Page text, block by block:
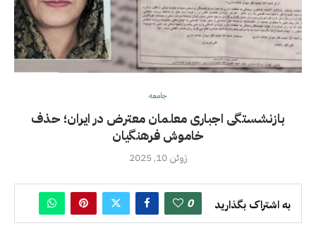
جامعه
بازنشستگی اجباری معلمان معترض در ایران؛ حذف
خاموش فرهنگیان
ژوئن 10, 2025
به اشتراک بگذارید 0